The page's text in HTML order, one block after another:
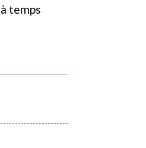
temps